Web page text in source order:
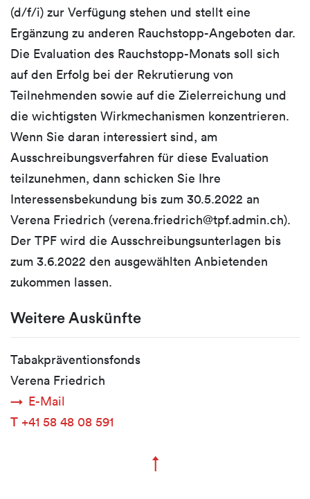
(d/f/i) zur Verfügung stehen und stellt eine
Ergänzung zu anderen Rauchstopp-Angeboten dar.
Die Evaluation des Rauchstopp-Monats soll sich
auf den Erfolg bei der Rekrutierung von
Teilnehmenden sowie auf die Zielerreichung und
die wichtigsten Wirkmechanismen konzentrieren.
Wenn Sie daran interessiert sind, am
Ausschreibungsverfahren für diese Evaluation
teilzunehmen, dann schicken Sie Ihre
Interessensbekundung bis zum 30.5.2022 an
Verena Friedrich (verena.friedrich@tpf.admin.ch).
Der TPF wird die Ausschreibungsunterlagen bis
zum 3.6.2022 den ausgewählten Anbietenden
zukommen lassen.
Weitere Auskünfte
Tabakpräventionsfonds
Verena Friedrich
E-Mail
T +41 58 48 08 591
↑Zum Seitenanfang